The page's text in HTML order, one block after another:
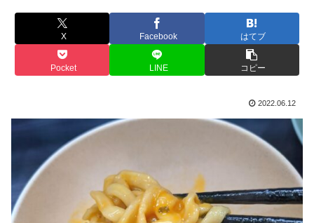
X Facebook はてブ
Pocket LINE コピー
2022.06.12